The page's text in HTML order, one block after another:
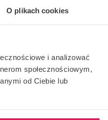
O plikach cookies
i analizować
społecznościowym,
od Ciebie lub